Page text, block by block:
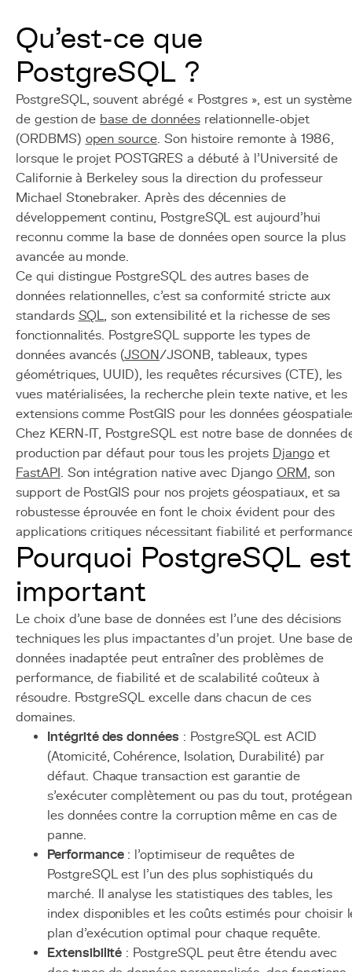
Qu'est-ce que
PostgreSQL ?
PostgreSQL, souvent abrégé « Postgres », est un système
de gestion de base de donnéesrelationnelle-objet
(ORDBMS) open source. Son histoire remonte à 1986,
lorsque le projet POSTGRES a débuté à l'Université de
Californie à Berkeley sous la direction du professeur
Michael Stonebraker. Après des décennies de
développement continu, PostgreSQL est aujourd'hui
reconnu comme la base de données open source la plus
avancée au monde.
Ce qui distingue PostgreSQL des autres bases de
données relationnelles, c'est sa conformité stricte aux
standards SQL, son extensibilité et la richesse de ses
fonctionnalités. PostgreSQL supporte les types de
données avancés (JSON/JSONB, tableaux, types
géométriques, UUID), les requêtes récursives (CTE), les
vues matérialisées, la recherche plein texte native, et les
extensions comme PostGIS pour les données
Chez KERN-IT, PostgreSQL est notre base de données
production par défaut pour tous les projets Djangoet
FastAPI. Son intégration native avec Django ORM, son
support de PostGIS pour nos projets géospatiaux, et sa
robustesse éprouvée en font le choix évident pour des
applications critiques nécessitant fiabilité et
Pourquoi PostgreSQL est
important
Le choix d'une base de données est l'une des décisions
techniques les plus impactantes d'un projet. Une base
données inadaptée peut entraîner des problèmes de
performance, de fiabilité et de scalabilité coûteux à
résoudre. PostgreSQL excelle dans chacun de ces
domaines.
Intégrité des données : PostgreSQL est ACID
(Atomicité, Cohérence, Isolation, Durabilité) par
défaut. Chaque transaction est garantie de
s'exécuter complètement ou pas du tout,
les données contre la corruption même en cas de
panne.
Performance: l'optimiseur de requêtes de
PostgreSQL est l'un des plus sophistiqués du
marché. Il analyse les statistiques des tables, les
index disponibles et les coûts estimés pour choisir
plan d'exécution optimal pour chaque requête.
Extensibilité : PostgreSQL peut être étendu avec